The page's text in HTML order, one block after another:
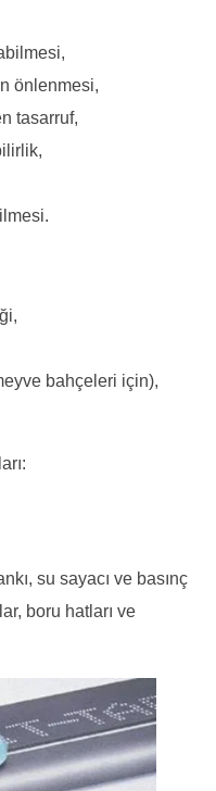
önlenmesi,
tasarruf,
bahçeleri için),
su sayacı ve basınç
boru hatları ve